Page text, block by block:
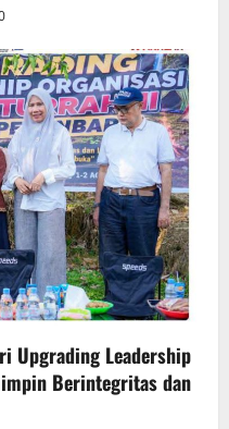
Upgrading Leadership
Berintegritas dan